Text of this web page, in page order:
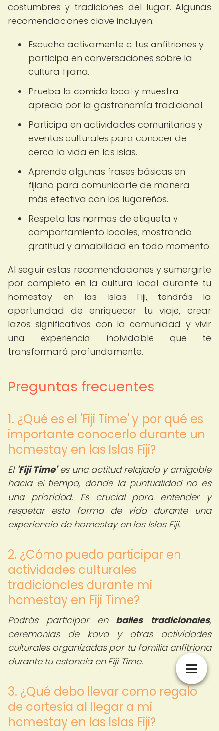
costumbres y tradiciones del lugar. Algunas
recomendaciones clave incluyen:
Escucha activamente a tus anfitriones y
participa en conversaciones sobre la
cultura fijiana.
Prueba la comida local y muestra
aprecio por la gastronomía tradicional.
Participa en actividades comunitarias y
eventos culturales para conocer de
cerca la vida en las islas.
Aprende algunas frases básicas en
fijiano para comunicarte de manera
más efectiva con los lugareños.
Respeta las normas de etiqueta y
comportamiento locales, mostrando
gratitud y amabilidad en todo momento.
Al seguir estas recomendaciones y sumergirte
por completo en la cultura local durante tu
homestay en las Islas Fiji, tendrás la
oportunidad de enriquecer tu viaje, crear
lazos significativos con la comunidad y vivir
una experiencia inolvidable que te
transformará profundamente.
Preguntas frecuentes
1. ¿Qué es el 'Fiji Time' y por qué es
importante conocerlo durante un
homestay en las Islas Fiji?
El 'Fiji Time'es una actitud relajada y amigable
hacia el tiempo, donde la puntualidad no es
una prioridad. Es crucial para entender y
respetar esta forma de vida durante una
experiencia de homestay en las Islas Fiji.
2. ¿Cómo puedo participar en
actividades culturales
tradicionales durante mi
homestay en Fiji Time?
Podrás participar en bailes tradicionales,
ceremonias de kava y otras actividades
culturales organizadas por tu familia anfitriona
durante tu estancia en Fiji Time.
3. ¿Qué debo llevar como regalo
de cortesía al llegar a mi
homestay en las Islas Fiji?